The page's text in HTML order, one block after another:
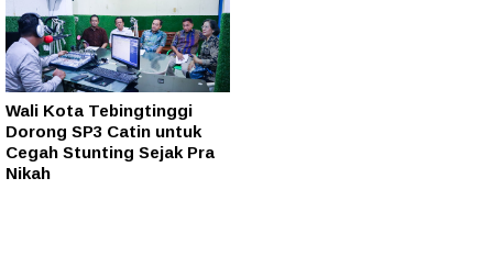
Wali Kota Tebingtinggi
Dorong SP3 Catin untuk
Cegah Stunting Sejak Pra
Nikah